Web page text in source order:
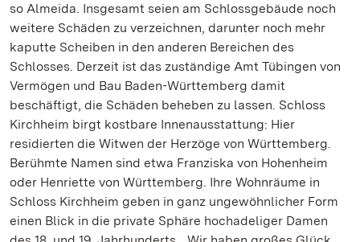
so Almeida. Insgesamt seien am Schlossgebäude noch
weitere Schäden zu verzeichnen, darunter noch mehr
kaputte Scheiben in den anderen Bereichen des
Schlosses. Derzeit ist das zuständige Amt Tübingen von
Vermögen und Bau Baden-Württemberg damit
beschäftigt, die Schäden beheben zu lassen. Schloss
Kirchheim birgt kostbare Innenausstattung: Hier
residierten die Witwen der Herzöge von Württemberg.
Berühmte Namen sind etwa Franziska von Hohenheim
oder Henriette von Württemberg. Ihre Wohnräume in
Schloss Kirchheim geben in ganz ungewöhnlicher Form
einen Blick in die private Sphäre hochadeliger Damen